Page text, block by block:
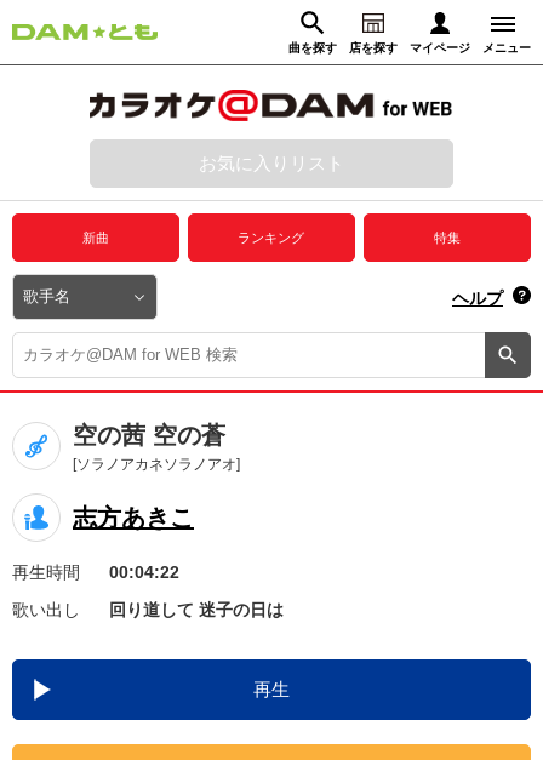
曲を探す 店を探す マイページ メニュー
動画からさがす 録音からさがす
ログイン
プレミアムサービス
DAM★とも動画
DAM★とも録音
カラオケ＠DAM
ユーザー検索
キャンペーン
お知らせ よくあるご質問
DAMの新曲・ランキングなど
カラオケ最新情報をチェック！
お気に入りリスト
新曲 ランキング 特集
ヘルプ
空の茜 空の蒼
[ソラノアカネソラノアオ]
志方あきこ
再生時間
00:04:22
歌い出し
回り道して 迷子の日は
再生